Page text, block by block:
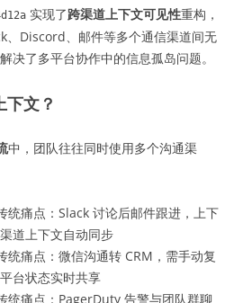
实现了跨渠道上下文可见性重构，
、Discord、邮件等多个通信渠道间无
决了多平台协作中的信息孤岛问题。
下文？
中，团队往往同时使用多个沟通渠
统痛点：Slack 讨论后邮件跟进，上下
道上下文自动同步
统痛点：微信沟通转 CRM，需手动复
台状态实时共享
统痛点：PagerDuty 告警与团队群聊